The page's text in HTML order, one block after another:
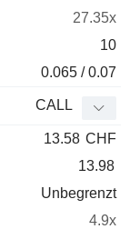
27.35x
10
0.065 / 0.07
CALL
13.58 CHF
13.98
Unbegrenzt
4.9x